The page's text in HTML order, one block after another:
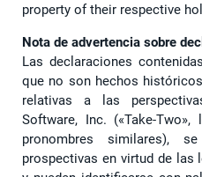
property of their respective
Nota de advertencia sobre
Las declaraciones
que no son hechos
relativas a las
Software, Inc. («Take-
pronombres similares),
prospectivas en virtud de las